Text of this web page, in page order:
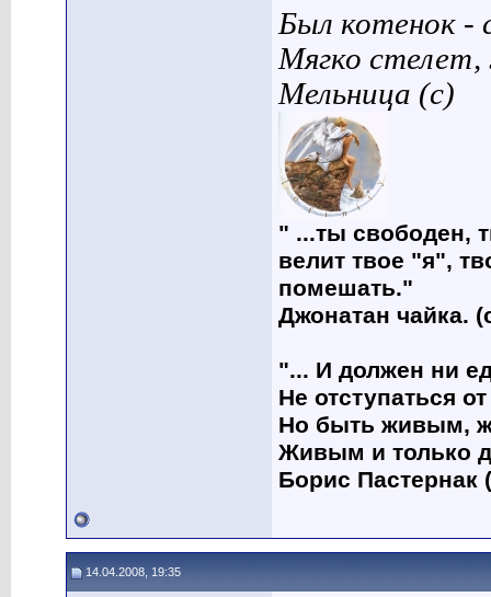
Был котенок -
Мягко
Мельница (с)
" ...ты свободен,
велит твое "я",
помешать."
Джонатан чайка.
"... И должен ни
Не отступаться
Но быть живым,
Живым и только
Борис Пастернак
14.04.2008, 19:35